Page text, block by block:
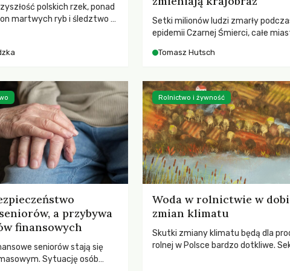
polskich rzek, ponad
martwych ryb i śledztwo z
by prace modernizacyjne
śmierci rzeki.
Setki milionów ludzi zmarły
epidemii Czarnej Śmierci, całe
pierwsze liście nowych dębów
podnosiła się po jednej z
katastrof w swoich dziejach.
Tomasz Hutsch
a przybywa
finansowych
seniorów stają się
Sytuację osób
Woda w rolnictwie w
zmian klimatu
Skutki zmiany klimatu będą dla
rolnej w Polsce bardzo dotkliwe.
Rolnictwo i żywność